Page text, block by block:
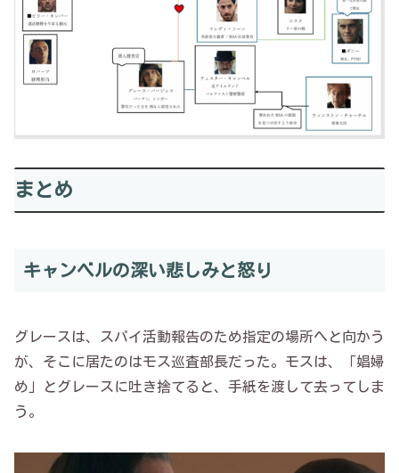
まとめ
キャンベルの深い悲しみと怒り
グレースは、スパイ活動報告のため指定の場所へと向かう
が、そこに居たのはモス巡査部長だった。モスは、「娼婦
め」とグレースに吐き捨てると、手紙を渡して去ってしま
う。